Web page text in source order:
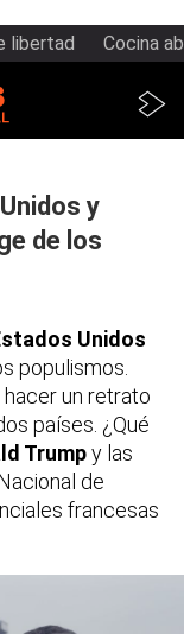
libertad Cocina
y
de los
Unidos
populismos.
un retrato
países. ¿Qué
Trumpy las
de
francesas